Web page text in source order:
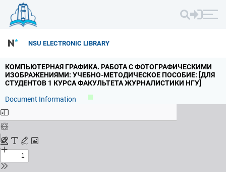
NSU ELECTRONIC LIBRARY
КОМПЬЮТЕРНАЯ ГРАФИКА. РАБОТА С ФОТОГРАФИЧЕСКИМИ
ИЗОБРАЖЕНИЯМИ: УЧЕБНО-МЕТОДИЧЕСКОЕ ПОСОБИЕ: [ДЛЯ
СТУДЕНТОВ 1 КУРСА ФАКУЛЬТЕТА ЖУРНАЛИСТИКИ НГУ]
Document Information